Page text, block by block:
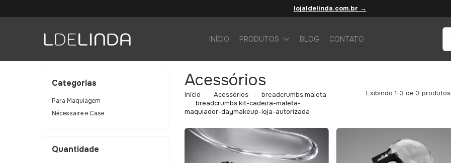
lojaldelinda.com.br →
INÍCIO PRODUTOS BLOG CONTATO
Categorias
Para Maquiagem
Nécessaire e Case
Quantidade
Acessórios
Início Acessórios
breadcrumbs.maleta
breadcrumbs.kit-cadeira-maleta-
maquiador-daymakeup-loja-autorizada
Exibindo 1-3 de 3 produtos